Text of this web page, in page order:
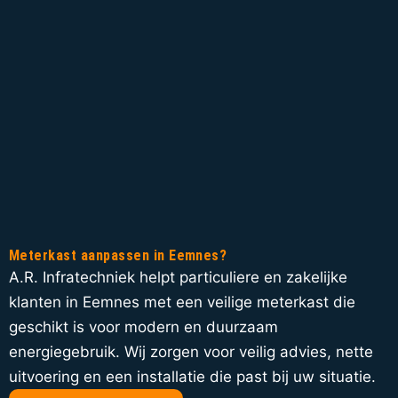
Meterkast aanpassen in Eemnes?
A.R. Infratechniek helpt particuliere en zakelijke
klanten in Eemnes met een veilige meterkast die
geschikt is voor modern en duurzaam
energiegebruik. Wij zorgen voor veilig advies, nette
uitvoering en een installatie die past bij uw situatie.